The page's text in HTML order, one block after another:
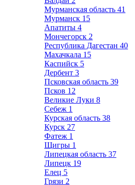
Мурманская область 41
Мурманск 15
Апатиты 4
Мончегорск 2
Республика Дагестан 40
Махачкала 15
Каспийск 5
Дербент 3
Псковская область 39
Псков 12
Великие Луки 8
Себеж 1
Курская область 38
Курск 27
Фатеж 1
Щигры 1
Липецкая область 37
Липецк 19
Елец 5
Грязи 2